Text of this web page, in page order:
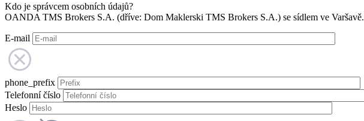
Kdo je správcem osobních údajů?
OANDA TMS Brokers S.A. (dříve: Dom Maklerski TMS Brokers S.A.) se sídlem ve Varšavě.
E-mail
phone_prefix
Telefonní číslo
Heslo